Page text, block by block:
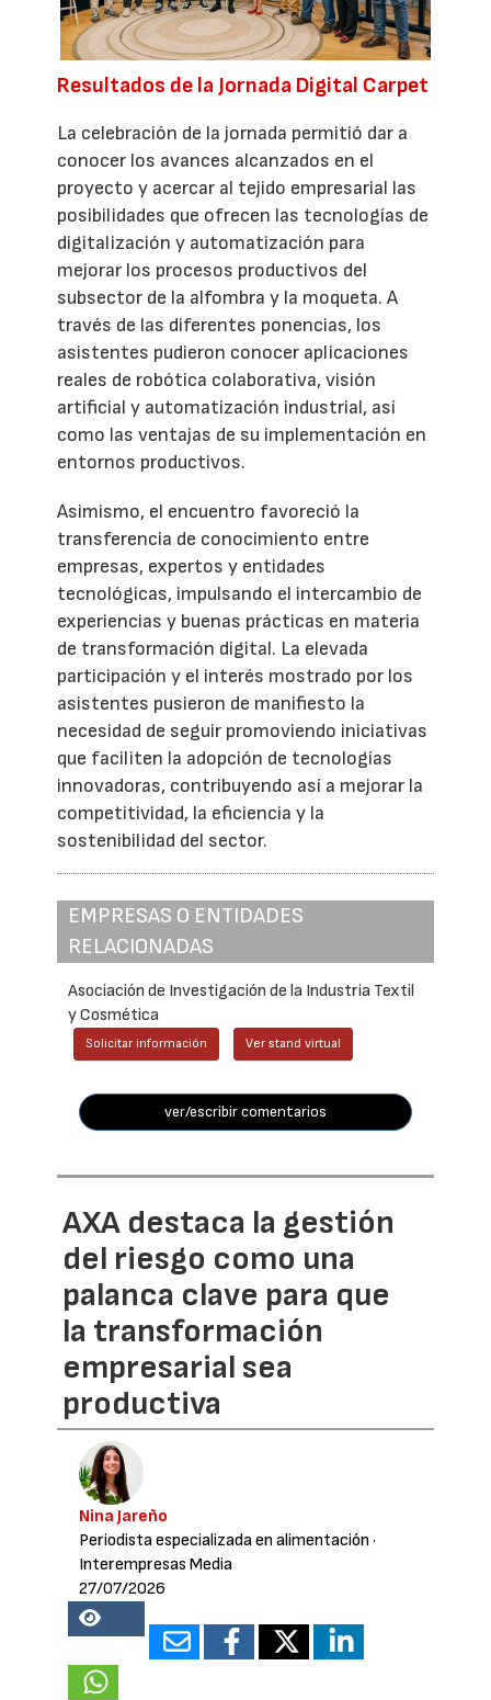
Resultados de la Jornada Digital Carpet
La celebración de la jornada permitió dar a
conocer los avances alcanzados en el
proyecto y acercar al tejido empresarial las
posibilidades que ofrecen las tecnologías de
digitalización y automatización para
mejorar los procesos productivos del
subsector de la alfombra y la moqueta. A
través de las diferentes ponencias, los
asistentes pudieron conocer aplicaciones
reales de robótica colaborativa, visión
artificial y automatización industrial, así
como las ventajas de su implementación en
entornos productivos.
Asimismo, el encuentro favoreció la
transferencia de conocimiento entre
empresas, expertos y entidades
tecnológicas, impulsando el intercambio de
experiencias y buenas prácticas en materia
de transformación digital. La elevada
participación y el interés mostrado por los
asistentes pusieron de manifiesto la
necesidad de seguir promoviendo iniciativas
que faciliten la adopción de tecnologías
innovadoras, contribuyendo así a mejorar la
competitividad, la eficiencia y la
sostenibilidad del sector.
EMPRESAS O ENTIDADES
RELACIONADAS
Asociación de Investigación de la Industria Textil
y Cosmética
Solicitar información Ver stand virtual
ver/escribir comentarios
AXA destaca la gestión
del riesgo como una
palanca clave para que
la transformación
empresarial sea
productiva
Nina Jareño
Periodista especializada en alimentación ·
Interempresas Media
27/07/2026
18138